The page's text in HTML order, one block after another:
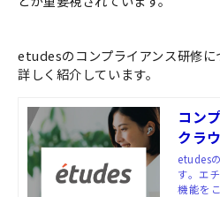
etudesのコンプライアンス研修に
詳しく紹介しています。
コン
クラ
テム
ド）」
etudes
す。エ
機能を